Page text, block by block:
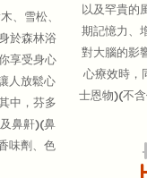
、雪松、
於森林浴
享受身心
人放鬆心
中，芬多
鼻鼾)(鼻
味劑、色
以及罕貴的
期記憶力、
對大腦的影
心療效時，
士恩物)(不